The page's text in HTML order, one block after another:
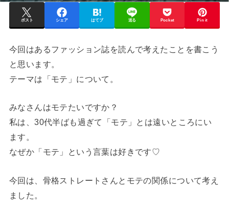
ポスト シェア はてブ 送る Pocket Pin it
今回はあるファッション誌を読んで考えたことを書こう
と思います。
テーマは「モテ」について。
みなさんはモテたいですか？
私は、30代半ばも過ぎて「モテ」とは遠いところにい
ます。
なぜか「モテ」という言葉は好きです♡
今回は、骨格ストレートさんとモテの関係について考え
ました。